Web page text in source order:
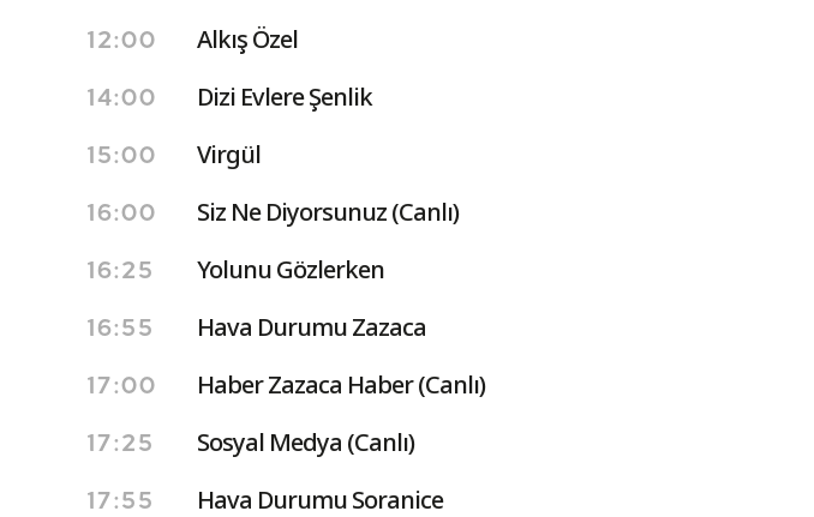
12:00 Alkış Özel
14:00 Dizi Evlere Şenlik
15:00 Virgül
16:00 Siz Ne Diyorsunuz (Canlı)
16:25 Yolunu Gözlerken
16:55 Hava Durumu Zazaca
17:00 Haber Zazaca Haber (Canlı)
17:25 Sosyal Medya (Canlı)
17:55 Hava Durumu Soranice